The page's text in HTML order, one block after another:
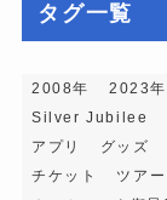
タグ一覧
2008年 2023年
Silver Jubilee
アプリ
グッズ
チケット
ツアー